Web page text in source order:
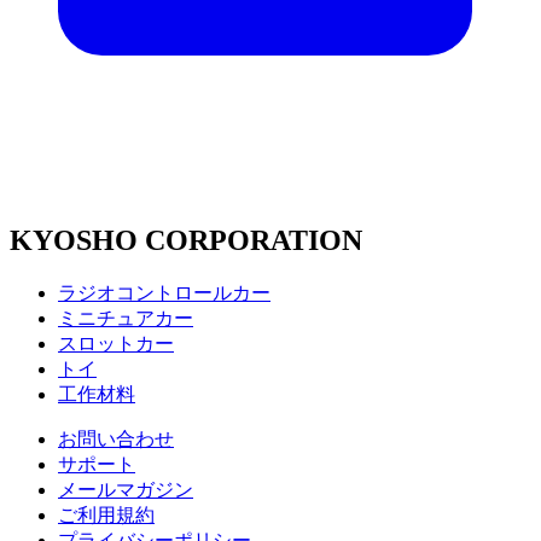
KYOSHO CORPORATION
ラジオコントロールカー
ミニチュアカー
スロットカー
トイ
工作材料
お問い合わせ
サポート
メールマガジン
ご利用規約